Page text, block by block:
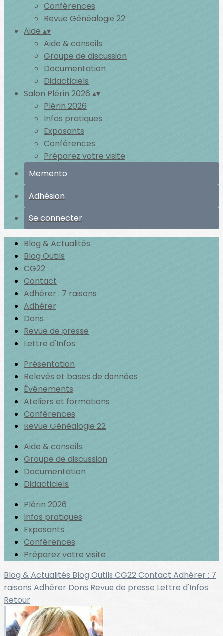
Conférences
Revue Généalogie 22
Aide ▴▾
Aide & conseils
Groupe de discussion
Documentation
Didacticiels
Salon Plérin 2026 ▴▾
Plérin 2026
Infos pratiques
Exposants
Conférences
Préparez votre visite
Memento
Adhésion
Se connecter
Blog & Actualités
Blog Outils
CG22
Contact
Adhérer : 7 raisons
Adhérer
Dons
Revue de presse
Lettre d'Infos
Présentation
Relevés et bases de données
Événements
Ateliers et formations
Conférences
Revue Généalogie 22
Aide & conseils
Groupe de discussion
Documentation
Didacticiels
Plérin 2026
Infos pratiques
Exposants
Conférences
Préparez votre visite
Blog & Actualités Blog Outils CG22Contact Adhérer : 7
raisons Adhérer Dons Revue de presse Lettre d'Infos
Retour